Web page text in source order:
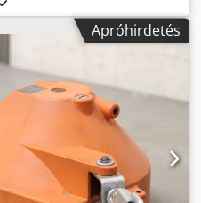
-Kötél hossza: 2 m -Ár/
kg
Apróhirdetés